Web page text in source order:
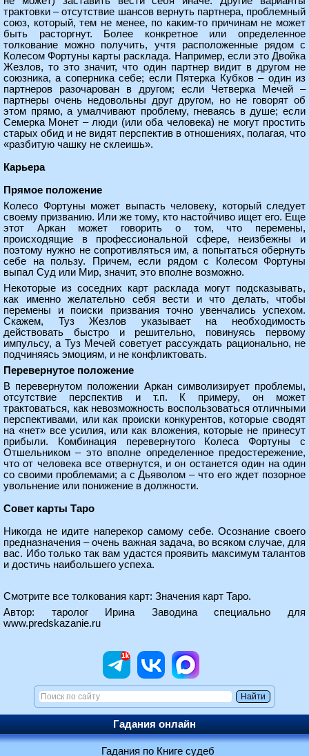
трактовки – отсутствие шансов вернуть партнера, проблемный
союз, который, тем не менее, по каким-то причинам не может
быть расторгнут. Более конкретное или определенное
толкование можно получить, учтя расположенные рядом с
Колесом Фортуны карты расклада. Например, если это Двойка
Жезлов, то это значит, что один партнер видит в другом не
союзника, а соперника себе; если Пятерка Кубков – один из
партнеров разочарован в другом; если Четверка Мечей –
партнеры очень недовольны друг другом, но не говорят об
этом прямо, а умалчивают проблему, гневаясь в душе; если
Семерка Монет – люди (или оба человека) не могут простить
старых обид и не видят перспектив в отношениях, полагая, что
«разбитую чашку не склеишь».
Карьера
Прямое положение
Колесо Фортуны может выпасть человеку, который следует
своему призванию. Или же тому, кто настойчиво ищет его. Еще
этот Аркан может говорить о том, что перемены,
происходящие в профессиональной сфере, неизбежны и
поэтому нужно не сопротивляться им, а попытаться обернуть
себе на пользу. Причем, если рядом с Колесом Фортуны
выпал Суд или Мир, значит, это вполне возможно.
Некоторые из соседних карт расклада могут подсказывать,
как именно желательно себя вести и что делать, чтобы
перемены и поиски призвания точно увенчались успехом.
Скажем, Туз Жезлов указывает на необходимость
действовать быстро и решительно, повинуясь первому
импульсу, а Туз Мечей советует рассуждать рационально, не
подчиняясь эмоциям, и не конфликтовать.
Перевернутое положение
В перевернутом положении Аркан символизирует проблемы,
отсутствие перспектив и т.п. К примеру, он может
трактоваться, как невозможность воспользоваться отличными
перспективами, или как происки конкурентов, которые сводят
на «нет» все усилия, или как вложения, которые не принесут
прибыли. Комбинация перевернутого Колеса Фортуны с
Отшельником – это вполне определенное предостережение,
что от человека все отвернутся, и он останется один на один
со своими проблемами; а с Дьяволом – что его ждет позорное
увольнение или понижение в должности.
Совет карты Таро
Никогда не идите наперекор самому себе. Осознание своего
предназначения – очень важная задача, во всяком случае, для
вас. Ибо только так вам удастся проявить максимум талантов
и достичь наибольшего успеха.
Смотрите все толкования карт: Значения карт Таро.
Автор: таролог Ирина Заводина специально для
www.predskazanie.ru
Гадания онлайн
Гадания по Книге судеб